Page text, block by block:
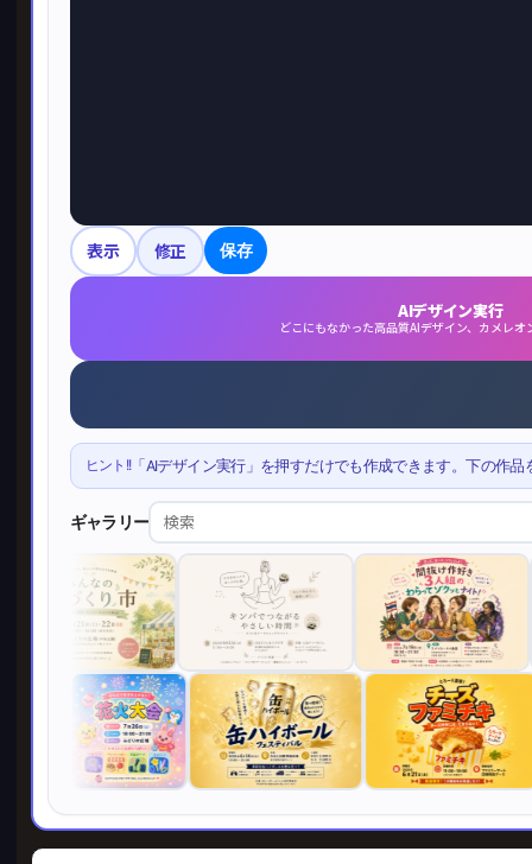
表示 修正 保存
AIデザイン実行
どこにもなかった高品質AIデザイン、カメレ
ヒント!!「AIデザイン実行」を押すだけでも作成できます。下の作
ギャラリー